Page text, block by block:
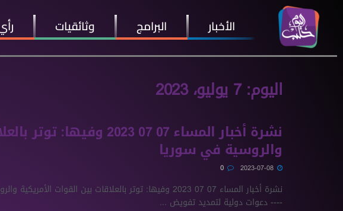
الأخبار البرامج وثائقيات
اليوم:7 يوليو، 2023
نشرة أخبار المساء 07 07
والروسية في سوريا
نشرة أخبار المساء 07 07 2023 وفيها: توتر بالعلاقات بين
---- دعوات دولية لتمديد تفويض ...